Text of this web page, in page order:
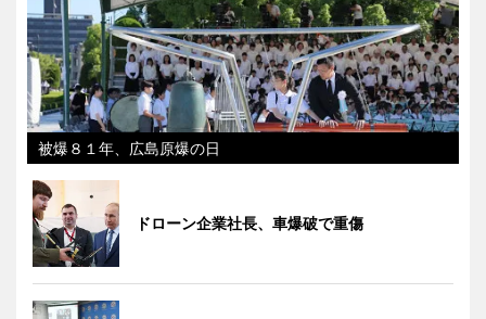
被爆８１年、広島原爆の日
ドローン企業社長、車爆破で重傷